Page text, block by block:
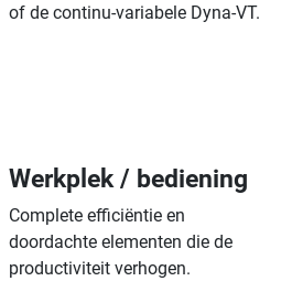
of de continu-variabele Dyna-VT.
Werkplek / bediening
Complete efficiëntie en
doordachte elementen die de
productiviteit verhogen.